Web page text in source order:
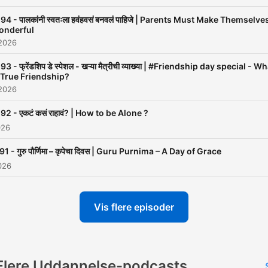
- पालकांनी स्वतःला हवंहवसं बनवलं पाहिजे | Parents Must Make
- फ्रेंडशिप डे स्पेशल - खऱ्या मैत्रीची व्याख्या | #Friendship day special -
Friendship?
- एकटं कसं राहावं? | How to be Alone ?
- गुरु पौर्णिमा – कृपेचा दिवस | Guru Purnima – A Day of Grace
Vis flere episoder